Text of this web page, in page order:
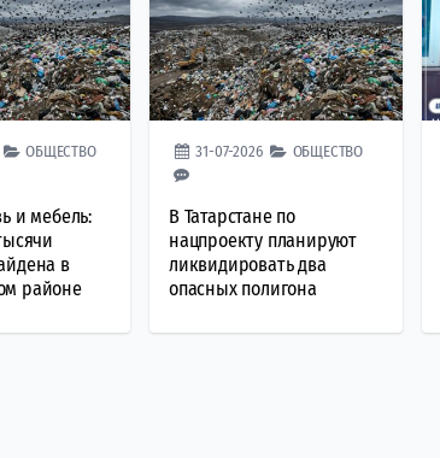
ОБЩЕСТВО
и мебель:
в
районе
31-07-2026 ОБЩЕСТВО
В Татарстане по
нацпроекту планируют
ликвидировать два
опасных полигона